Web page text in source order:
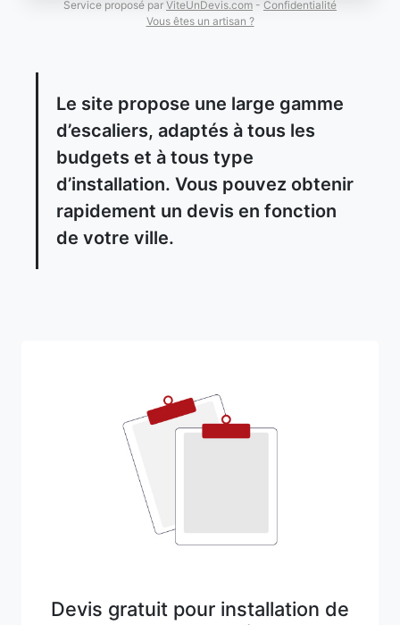
Service proposé par ViteUnDevis.com - Confidentialité
Vous êtes un artisan ?
Le site propose une large gamme
d’escaliers, adaptés à tous les
budgets et à tous type
d’installation. Vous pouvez obtenir
rapidement un devis en fonction
de votre ville.
Devis gratuit pour installation de